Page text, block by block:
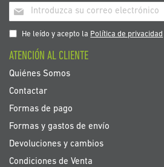
Inscríbase
a
nuestro
de
noticias:
He leído y acepto la Política de privacidad
ATENCIÓN AL CLIENTE
Quiénes Somos
Contactar
Formas de pago
Formas y gastos de envío
Devoluciones y cambios
Condiciones de Venta